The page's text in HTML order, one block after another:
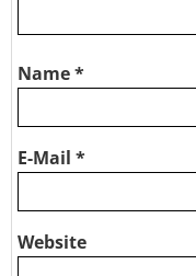
Name*
E-Mail *
Website